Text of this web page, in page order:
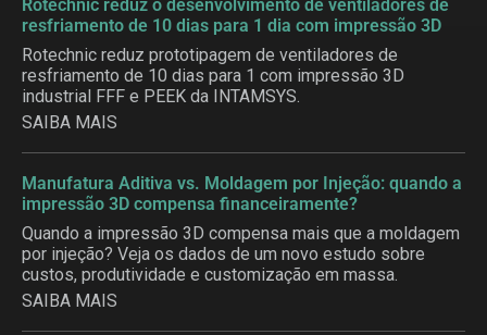
Rotechnic reduz o desenvolvimento de ventiladores de
resfriamento de 10 dias para 1 dia com impressão 3D
Rotechnic reduz prototipagem de ventiladores de
resfriamento de 10 dias para 1 com impressão 3D
industrial FFF e PEEK da INTAMSYS.
SAIBA MAIS
Manufatura Aditiva vs. Moldagem por Injeção: quando a
impressão 3D compensa financeiramente?
Quando a impressão 3D compensa mais que a moldagem
por injeção? Veja os dados de um novo estudo sobre
custos, produtividade e customização em massa.
SAIBA MAIS